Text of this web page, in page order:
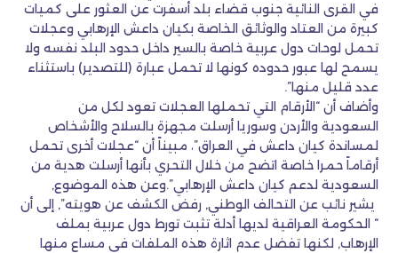
في القرى النائية جنوب قضاء بلد أسفرت عن العثور على كميات
كبيرة من العتاد والوثائق الخاصة بكيان داعش الإرهابي وعجلات
تحمل لوحات دول عربية خاصة بالسير داخل حدود البلد نفسه ولا
يسمح لها عبور حدوده كونها لا تحمل عبارة (للتصدير) باستثناء
عدد قليل منها”.
وأضاف أن “الأرقام التي تحملها العجلات تعود لكل من
السعودية والأردن وسوريا أرسلت مجهزة بالسلاح والأشخاص
لمساندة كيان داعش في العراق”، مبيناً أن “عجلات أخرى تحمل
أرقاماً حمرا خاصة اتضح من خلال التحري بأنها أرسلت هدية من
السعودية لدعم كيان داعش الإرهابي”.وعن هذه الموضوع,
يشير نائب عن التحالف الوطني, رفض الكشف عن هويته”, إلى أن
“ الحكومة العراقية لديها أدلة تثبت تورط دول عربية بملف
الإرهاب, لكنها تفضل عدم اثارة هذه الملفات في مساع منها